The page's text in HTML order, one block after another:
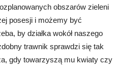
obszarów zieleni
posesji i możemy być
by działka wokół naszego
trawnik sprawdzi się tak
gdy towarzyszą mu kwiaty czy